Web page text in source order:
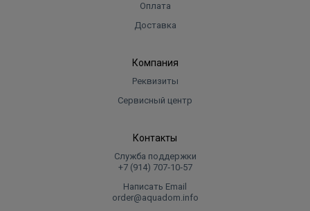
Оплата
Доставка
Компания
Реквизиты
Сервисный центр
Контакты
Служба поддержки
+7 (914) 707‑10‑57
Написать Email
order@aquadom.info